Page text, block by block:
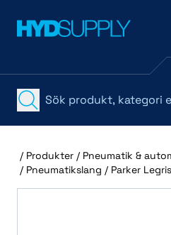
/ Produkter / Pneumatik &
/ Pneumatikslang / Parker